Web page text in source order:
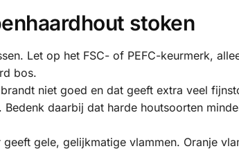
stoken
Let op het FSC- of PEFC-keurmerk,
bos.
niet goed en dat geeft extra veel
daarbij dat harde houtsoorten
gele, gelijkmatige vlammen. Oranje